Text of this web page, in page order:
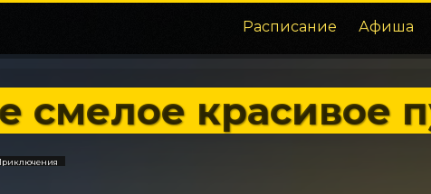
Расписание Афиша
смелое красивое